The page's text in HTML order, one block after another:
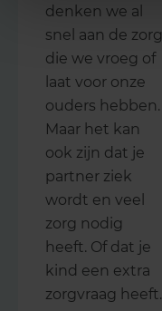
denken we al
snel aan de zorg
die we vroeg of
laat voor onze
ouders hebben.
Maar het kan
ook zijn dat je
partner ziek
wordt en veel
zorg nodig
heeft. Of dat je
kind een extra
zorgvraag heeft.